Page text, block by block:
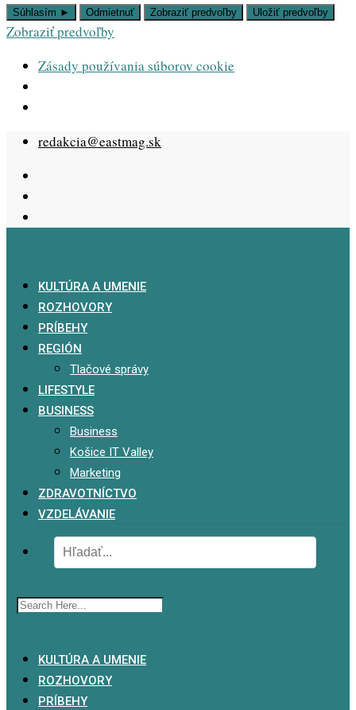
Súhlasím ► Odmietnuť Zobraziť predvoľby Uložiť predvoľby
Zobraziť predvoľby
Zásady používania súborov cookie
Skip
content
redakcia@eastmag.sk
KULTÚRA A UMENIE
ROZHOVORY
PRÍBEHY
REGIÓN
Tlačové správy
LIFESTYLE
BUSINESS
Business
Košice IT Valley
Marketing
ZDRAVOTNÍCTVO
VZDELÁVANIE
KULTÚRA A UMENIE
ROZHOVORY
PRÍBEHY